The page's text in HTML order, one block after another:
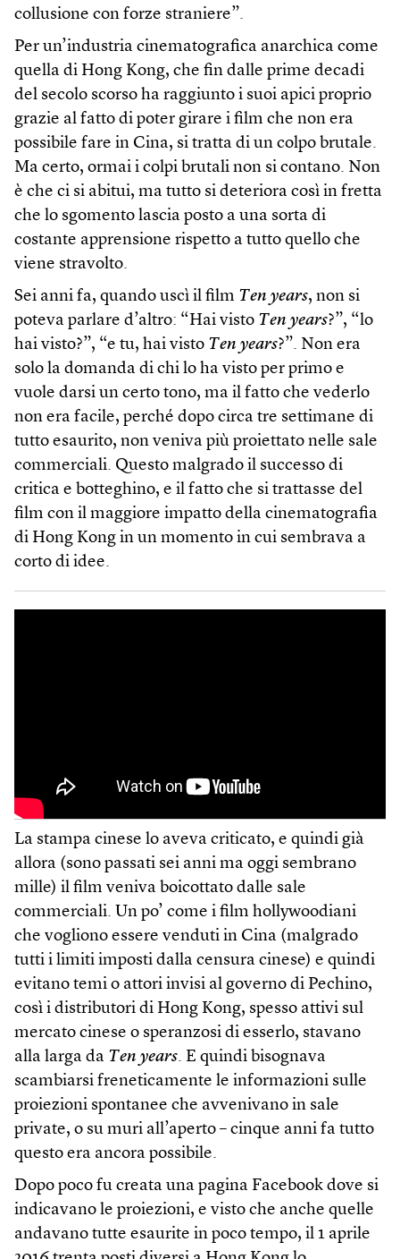
collusione con forze straniere”.
Per un’industria cinematografica anarchica come
quella di Hong Kong, che fin dalle prime decadi
del secolo scorso ha raggiunto i suoi apici proprio
grazie al fatto di poter girare i film che non era
possibile fare in Cina, si tratta di un colpo brutale.
Ma certo, ormai i colpi brutali non si contano. Non
è che ci si abitui, ma tutto si deteriora così in fretta
che lo sgomento lascia posto a una sorta di
costante apprensione rispetto a tutto quello che
viene stravolto.
Sei anni fa, quando uscì il film Ten years, non si
poteva parlare d’altro: “Hai visto Ten years?”, “lo
hai visto?”, “e tu, hai visto Ten years?”. Non era
solo la domanda di chi lo ha visto per primo e
vuole darsi un certo tono, ma il fatto che vederlo
non era facile, perché dopo circa tre settimane di
tutto esaurito, non veniva più proiettato nelle sale
commerciali. Questo malgrado il successo di
critica e botteghino, e il fatto che si trattasse del
film con il maggiore impatto della cinematografia
di Hong Kong in un momento in cui sembrava a
corto di idee.
La stampa cinese lo aveva criticato, e quindi già
allora (sono passati sei anni ma oggi sembrano
mille) il film veniva boicottato dalle sale
commerciali. Un po’ come i film hollywoodiani
che vogliono essere venduti in Cina (malgrado
tutti i limiti imposti dalla censura cinese) e quindi
evitano temi o attori invisi al governo di Pechino,
così i distributori di Hong Kong, spesso attivi sul
mercato cinese o speranzosi di esserlo, stavano
alla larga da Ten years. E quindi bisognava
scambiarsi freneticamente le informazioni sulle
proiezioni spontanee che avvenivano in sale
private, o su muri all’aperto – cinque anni fa tutto
questo era ancora possibile.
Dopo poco fu creata una pagina Facebook dove si
indicavano le proiezioni, e visto che anche quelle
andavano tutte esaurite in poco tempo, il 1 aprile